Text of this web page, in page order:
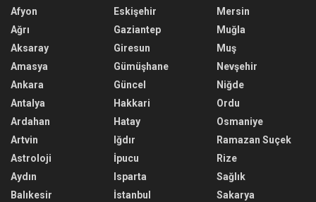
Afyon
Ağrı
Aksaray
Amasya
Ankara
Antalya
Ardahan
Artvin
Astroloji
Aydın
Balıkesir
Eskişehir
Gaziantep
Giresun
Gümüşhane
Güncel
Hakkari
Hatay
Iğdır
İpucu
Isparta
İstanbul
Mersin
Muğla
Muş
Nevşehir
Niğde
Ordu
Osmaniye
Ramazan Suçek
Rize
Sağlık
Sakarya